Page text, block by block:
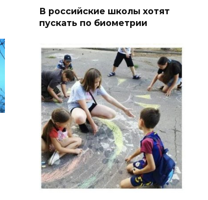
В российские школы хотят
пускать по биометрии